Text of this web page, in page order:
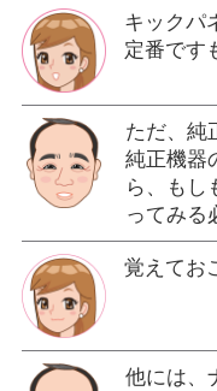
キックパ
定番です
ただ、純
純正機器
ら、もし
ってみる
覚えてお
他には、